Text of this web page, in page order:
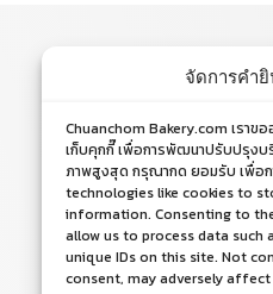
จัดการคำ
Chuanchom Bakery.com เราข
เก็บคุกกี๊ เพื่อการพัฒนาปรับปรุงบ
ภาพสูงสุด กรุณากด ยอมรับ เพื่อ
technologies like cookies to
information. Consenting to
allow us to process data such
unique IDs on this site. Not
consent, may adversely
โทร. 065-526-2325, 02 519 8212
E-mail :